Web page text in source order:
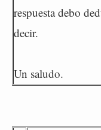
respuesta debo
decir.
Un saludo.